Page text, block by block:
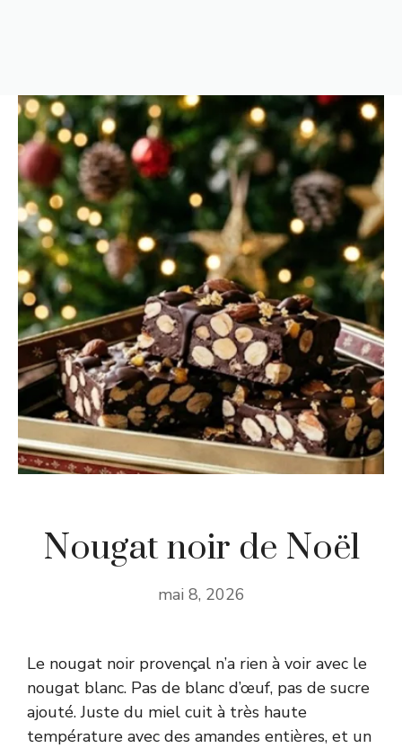
Nougat noir de Noël
mai 8, 2026
Le nougat noir provençal n’a rien à voir avec le
nougat blanc. Pas de blanc d’œuf, pas de sucre
ajouté. Juste du miel cuit à très haute
température avec des amandes entières, et un